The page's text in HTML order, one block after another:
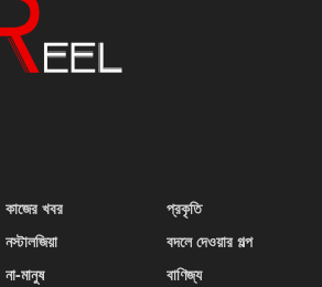
কাজের খবর
নস্টালজিয়া
না-মানুষ
প্রকৃতি
বদলে দেওয়ার গল্প
বাণিজ্য